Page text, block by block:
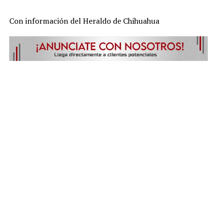
Con información del Heraldo de Chihuahua